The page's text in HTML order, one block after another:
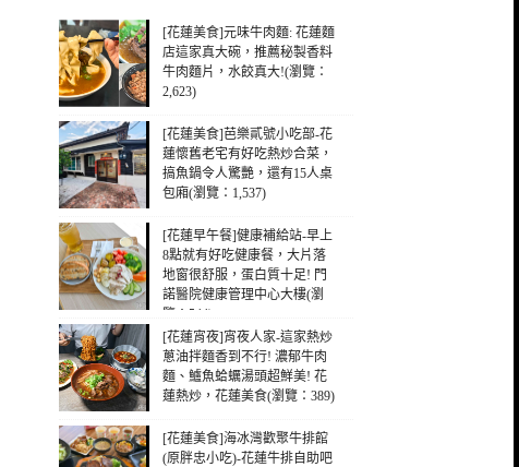
[花蓮美食]元味牛肉麵: 花蓮麵
店這家真大碗，推薦秘製香料
牛肉麵片，水餃真大!(瀏覽：
2,623)
[花蓮美食]芭樂貳號小吃部-花
蓮懷舊老宅有好吃熱炒合菜，
搞魚鍋令人驚艷，還有15人桌
包廂(瀏覽：1,537)
[花蓮早午餐]健康補給站-早上
8點就有好吃健康餐，大片落
地窗很舒服，蛋白質十足! 門
諾醫院健康管理中心大樓(瀏
覽：544)
[花蓮宵夜]宵夜人家-這家熱炒
蔥油拌麵香到不行! 濃郁牛肉
麵、鱸魚蛤蠣湯頭超鮮美! 花
蓮熱炒，花蓮美食(瀏覽：389)
[花蓮美食]海冰灣歡聚牛排館
(原胖忠小吃)-花蓮牛排自助吧